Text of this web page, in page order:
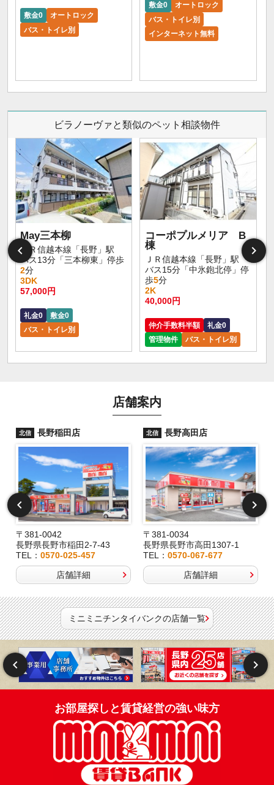
敷金0
オートロック
バス・トイレ別
敷金0
オートロック
バス・トイレ別
インターネット無料
ビラノーヴァと類似のペット相談物件
May三本柳
ＪＲ信越本線「長野」駅
バス13分「三本柳東」停歩
2分
3DK
57,000円
礼金0
敷金0
バス・トイレ別
コーポプルメリア B
棟
ＪＲ信越本線「長野」駅
バス15分「中氷鉋北停」停
歩5分
2K
40,000円
仲介手数料半額
礼金0
管理物件
バス・トイレ別
店舗案内
北信 長野稲田店
〒381-0042
長野県長野市稲田2-7-43
TEL：0570-025-457
店舗詳細
北信 長野高田店
〒381-0034
長野県長野市高田1307-1
TEL： 0570-067-677
店舗詳細
ミニミニチンタイバンクの店舗一覧
お部屋探しと賃貸経営の強い味方